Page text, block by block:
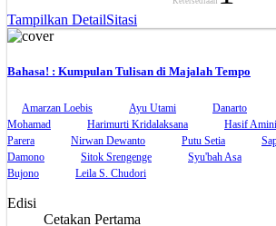
Tampilkan DetailSitasi
Bahasa! : Kumpulan Tulisan di Majalah Tempo
Amarzan Loebis Ayu Utami Danarto
Mohamad
Harimurti Kridalaksana Hasif Amini
Parera
Nirwan Dewanto Putu Setia
Damono
Sitok Srengenge Syu'bah Asa
Bujono
Leila S. Chudori
Edisi
Cetakan Pertama